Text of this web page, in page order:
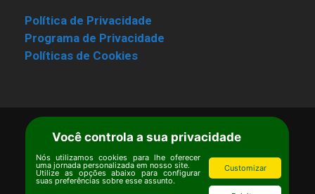
Política de Privacidade
Programa de Privacidade
Políticas de Cookies
Termos de Uso |Estatuto
Copyright © Ipê – Instituto de Pesquisas
Ecológicas.
Você controla a sua privacidade
Nós utilizamos cookies para lhe oferecer
uma jornada personalizada em nosso site.
Utilize as opções abaixo para configurar
suas preferências sobre esse assunto.
Customizar